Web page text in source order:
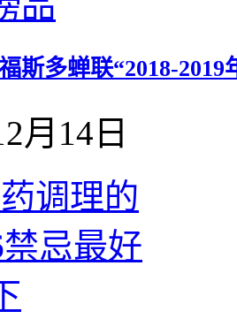
斯多蝉联“2018-
月14日